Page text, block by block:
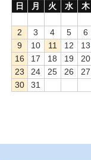
日
月 火 水 木
2
3 4 5 6
9
10 11 12 13
16
17 18 19 20
23
24 25 26 27
30
31